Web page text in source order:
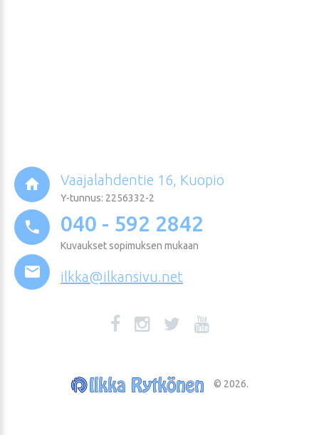
Vaajalahdentie 16, Kuopio
Y-tunnus: 2256332-2
040 - 592 2842
Kuvaukset sopimuksen mukaan
ilkka@ilkansivu.net
© 2026.